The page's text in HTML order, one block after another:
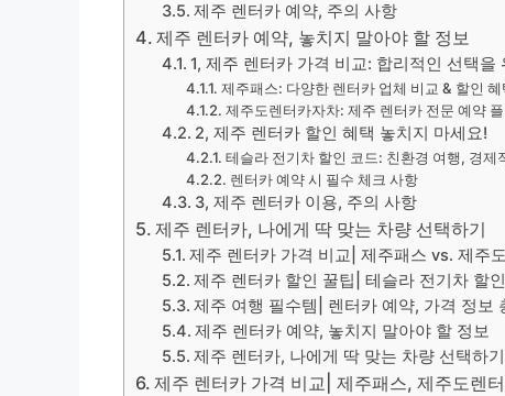
제주 렌터카 예약, 주의 사항
제주 렌터카 예약, 놓치지 말아야 할 정보
1, 제주 렌터카 가격 비교: 합리적인 선택을
제주패스: 다양한 렌터카 업체 비교 & 할인 혜
제주도렌터카자차: 제주 렌터카 전문 예약
2, 제주 렌터카 할인 혜택 놓치지 마세요!
테슬라 전기차 할인 코드: 친환경 여행, 경제
렌터카 예약 시 필수 체크 사항
3, 제주 렌터카 이용, 주의 사항
제주 렌터카, 나에게 딱 맞는 차량 선택하기
제주 렌터카 가격 비교| 제주패스 vs. 제주
제주 렌터카 할인 꿀팁| 테슬라 전기차 할
제주 여행 필수템| 렌터카 예약, 가격 정보
제주 렌터카 예약, 놓치지 말아야 할 정보
제주 렌터카, 나에게 딱 맞는 차량 선택하기
제주 렌터카 가격 비교| 제주패스, 제주도렌